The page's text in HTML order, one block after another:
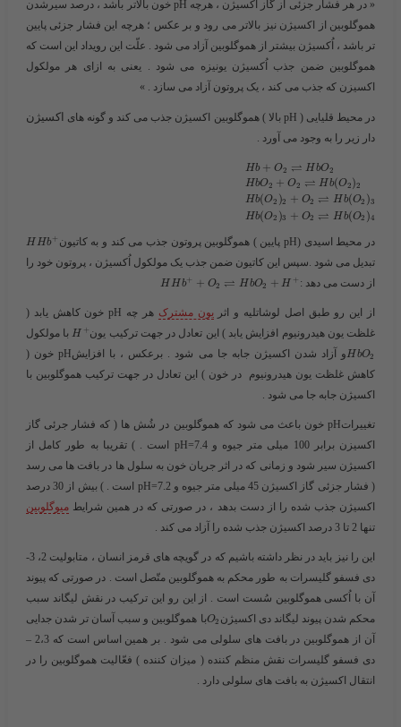
« در هر فشار جزئی از گاز اُکسیژن ، هرچه pH خون بالاتر باشد ، درصد سیرشدن
هموگلوبین از اکسیژن نیز بالاتر می رود و بر عکس ؛ هرچه این فشار جزئی پایین
تر باشد ، اُکسیژن بیشتر از هموگلوبین آزاد می شود . علّت این رویداد این است که
هموگلوبین ضمن جذب اُکسیژن یونیزه می شود . یعنی به ازای هر مولکول
اکسیزن که جذب می کند ، یک پروتون آزاد می سازد . »
در محیط قلیایی ( pH بالا ) هموگلوبین اکسیژن جذب می کند و گونه های اکسیژن
دار زیر را به وجود می آورد .
Hb + O2 ⇌ HbO2
HbO2 + O2 ⇌ Hb(O2 )2
Hb(O2 )2 + O2 ⇌ Hb(O2 )3
Hb(O2 )3 + O2 ⇌ Hb(O2 )4
در محیط اسیدی (pH پایین ) هموگلوبین پروتون جذب می کند و به کاتیون​ HHb+
تبدیل می شود .سپس این کاتیون ضمن جذب یک مولکول اُکسیژن ، پروتون خود را
از دست می دهد :​
HHb+ + O2 ⇌ HbO2 + H +
از این رو طبق اصل لوشاتلیه و اثریون مشترک
هر چه pH خون کاهش یابد (
غلظت یون هیدرونیوم افزایش یابد ) این تعادل در جهت ترکیب یون
H + با مولکول​
HbO2
​و آزاد شدن اکسیژن جابه جا می شود . برعکس ، با افزایشpH خون (
کاهش غلظت یون هیدرونیوم در خون ) این تعادل در جهت ترکیب هموگلوبین با
اکسیژن جابه جا می شود .
تغییراتpH خون باعث می شود که هموگلوبین در شُش ها ( که فشار جرئی گاز
اکسیزن برابر 100 میلی متر جیوه و pH=7.4 است . ) تقریبا به طور کامل از
اکسیژن سیر شود و زمانی که در اثر جریان خون به سلول ها در بافت ها می رسد
( فشار جزئی گاز اکسیژن 45 میلی متر جیوه و pH=7.2 است . ) بیش از 30 درصد
اکسیژن جذب شده را از دست بدهد ، در صورتی که در همین شرایط میوگلوبین
تنها 2 تا 3 درصد اکسیژن جذب شده را آزاد می کند .
این را نیز باید در نظر داشته باشیم که در گویچه های قرمز انسان ، متابولیت 2، 3-
دی فسفو گلیسرات به طور محکم به هموگلوبین متّصل است . در صورتی که پیوند
آن با اُکسی هموگلوبین سُست است . از این رو این ترکیب در نقش لیگاند سبب
محکم شدن پیوند لیگاند دی اکسیژن​ O2
​با هموگلوبین و سبب آسان تر شدن جدایی
آن از هموگلوبین در بافت های سلولی می شود . بر همین اساس است که 2،3 –
دی فسفو گلیسرات نقش منظم کننده ( میزان کننده ) فعّالیت هموگلوبین را در
انتقال اکسیژن به بافت های سلولی دارد .